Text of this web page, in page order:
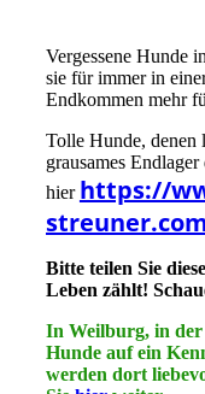
Vergessene Hunde
sie für immer in
Endkommen mehr
Tolle Hunde, denen
grausames
hier https://
Bitte teilen Sie
Leben zählt!
In Weilburg, in
Hunde auf ein
werden dort